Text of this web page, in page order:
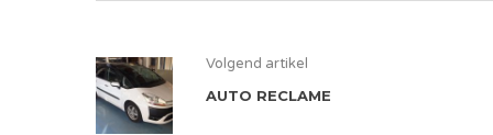
Volgend artikel
AUTO RECLAME